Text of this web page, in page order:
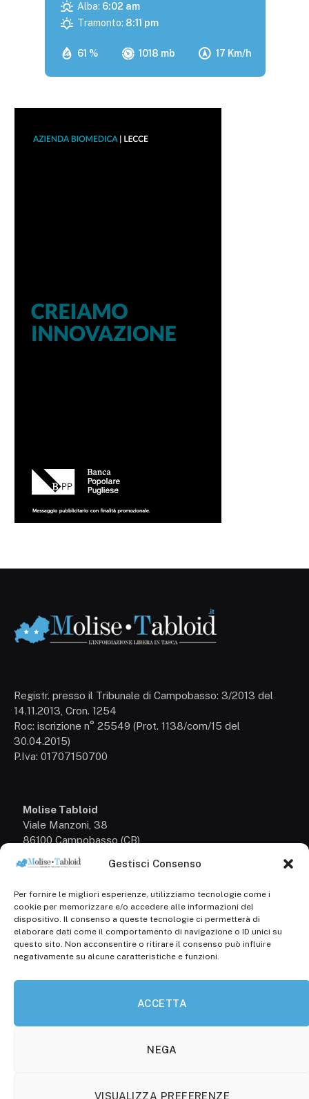
Gestisci Consenso
Per fornire le migliori esperienze, utilizziamo tecnologie come i
cookie per memorizzare e/o accedere alle informazioni del
dispositivo. Il consenso a queste tecnologie ci permetterà di
elaborare dati come il comportamento di navigazione o ID unici su
questo sito. Non acconsentire o ritirare il consenso può influire
negativamente su alcune caratteristiche e funzioni.
ACCETTA
NEGA
VISUALIZZA PREFERENZE
61 % 1018 mb 17 Km/h
Alba: 6:02 am
Tramonto: 8:11 pm
Registr. presso il Tribunale di Campobasso: 3/2013 del
14.11.2013, Cron. 1254
Roc: iscrizione n° 25549 (Prot. 1138/com/15 del
30.04.2015)
P.Iva: 01707150700
Molise Tabloid
Viale Manzoni, 38
86100 Campobasso (CB)
Tel.+39 3333169466
Scrivici a:
info@molisetabloid.it
commerciale@molisetabloid.it
Disclaimer
Cookie Policy (UE)